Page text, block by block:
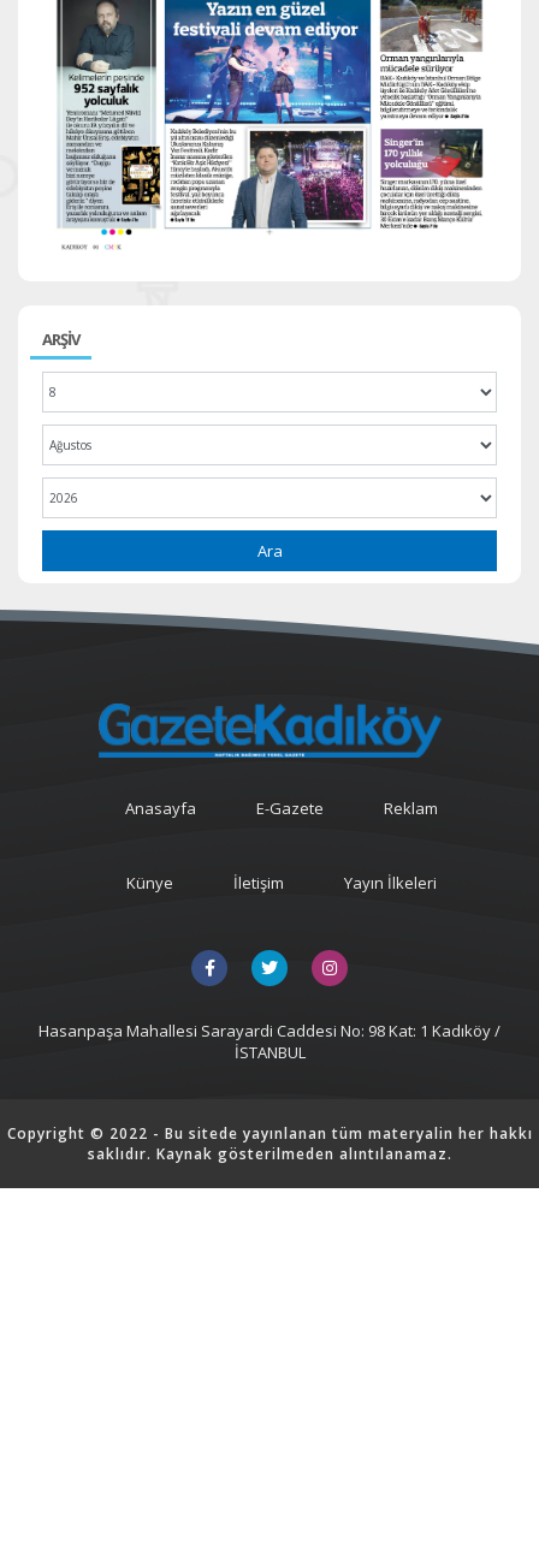
ARŞİV
Ara
Anasayfa E-Gazete Reklam
Künye İletişim Yayın İlkeleri
Hasanpaşa Mahallesi Sarayardi Caddesi No: 98 Kat: 1 Kadıköy /
İSTANBUL
Copyright © 2022 - Bu sitede yayınlanan tüm materyalin her hakkı
saklıdır. Kaynak gösterilmeden alıntılanamaz.